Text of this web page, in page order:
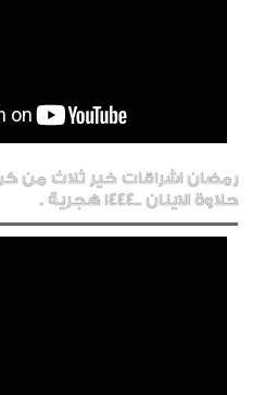
رمضان اشراقات خير ثلاث من
حلاوة الاينان ..1444 هجرية .